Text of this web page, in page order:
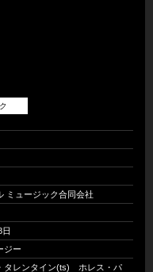
ミュージック合同会社
ジー
タレンタイン(ts) ホレス・パ